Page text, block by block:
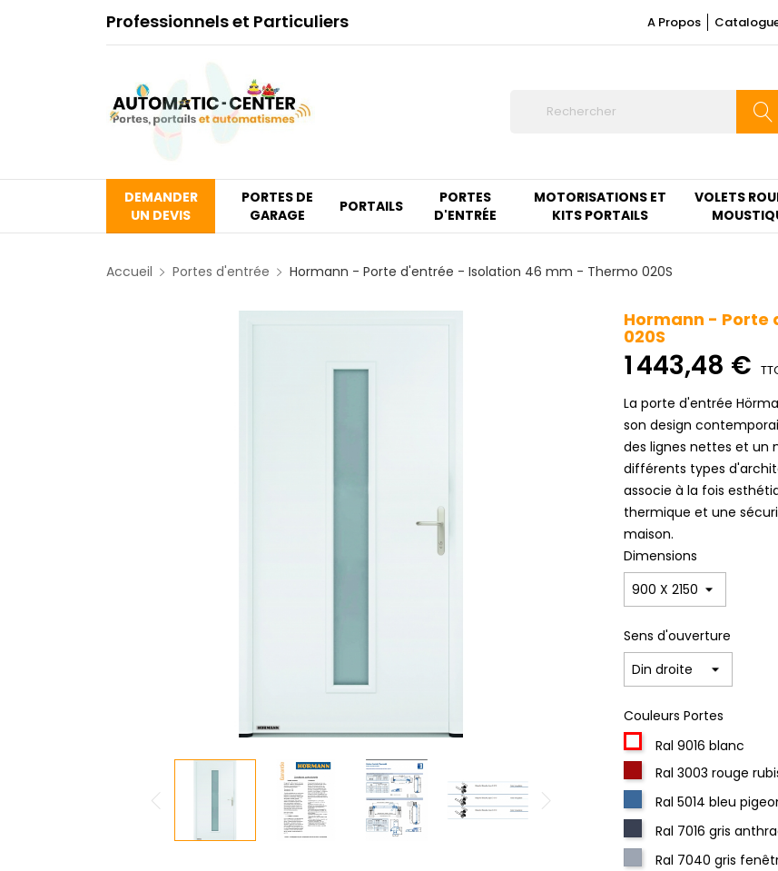
Professionnels et Particuliers A Propos
DEMANDER
UN DEVIS
PORTES DE
GARAGE
PORTAILS
PORTES
D'ENTRÉE
MOTORISATIONS ET
KITS PORTAILS
VOLETS
Accueil Portes d'entrée Hormann - Porte d'entrée - Isolation 46 mm - Thermo 020S
Hormann - Porte
020S
1 443,48 €
La porte d'entrée
son design
des lignes nettes et un
différents types
associe à la fois
thermique et une
maison.
Dimensions
Sens d'ouverture
Couleurs Portes
Ral 9016 blanc
Ral 3003 rouge
Ral 5014 bleu
Ral 7016 gris
Ral 7040 gris